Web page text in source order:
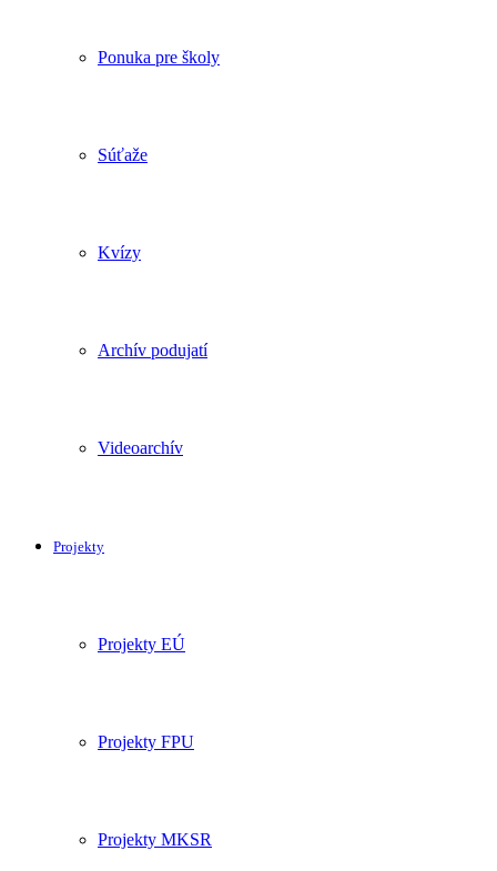
Ponuka pre školy
Súťaže
Kvízy
Archív podujatí
Videoarchív
Projekty
Projekty EÚ
Projekty FPU
Projekty MKSR